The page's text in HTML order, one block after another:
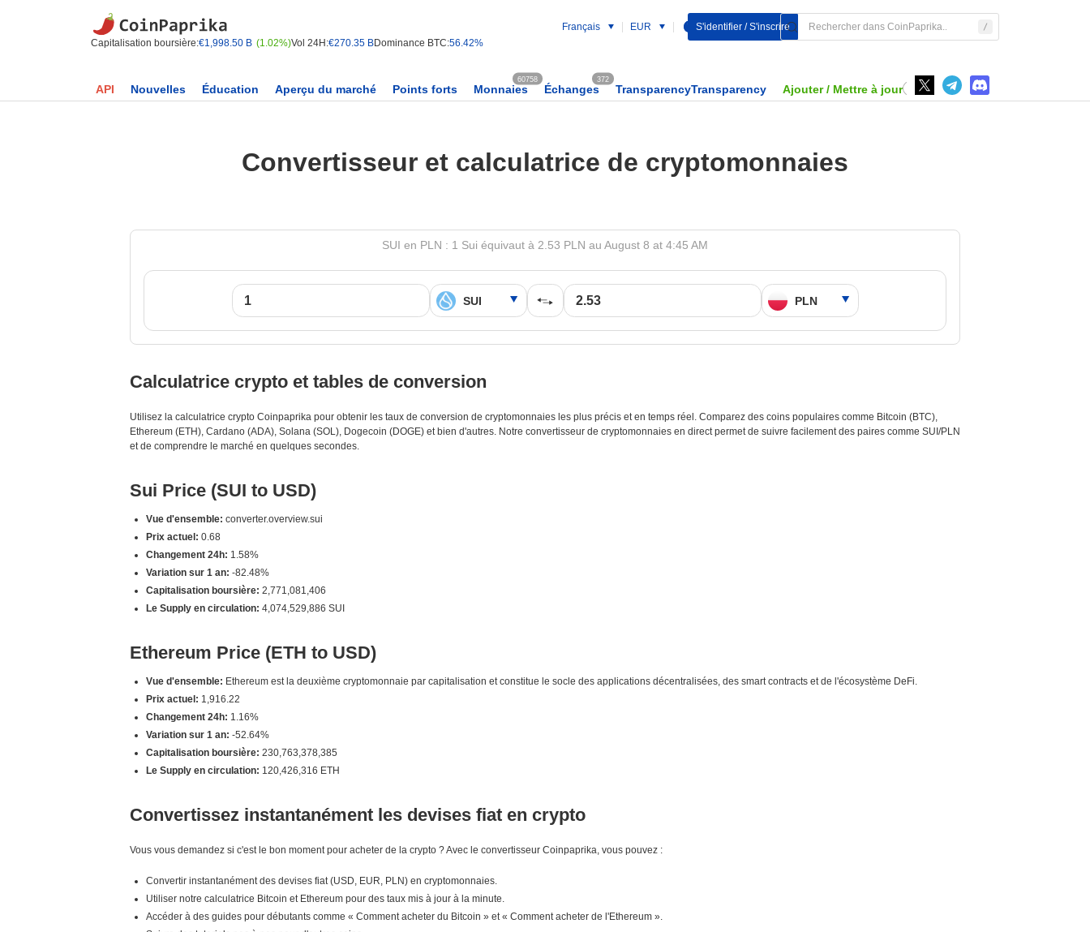
Capitalisation boursière:€1,998.50 B (1.02%)Vol 24H:€270.35 BDominance BTC:56.42%
Français EUR S'identifier / S'inscrire
API Nouvelles Éducation Aperçu du marché Points forts Monnaies
60758
Échanges
372
TransparencyTransparency Ajouter / Mettre à jour
Convertisseur et calculatrice de cryptomonnaies
SUI en PLN : 1 Sui équivaut à 2.53 PLN au August 8 at 4:45 AM
Calculatrice crypto et tables de conversion
Utilisez la calculatrice crypto Coinpaprika pour obtenir les taux de conversion de cryptomonnaies les plus précis et en temps réel. Comparez des coins populaires comme Bitcoin (BTC),
Ethereum (ETH), Cardano (ADA), Solana (SOL), Dogecoin (DOGE) et bien d'autres. Notre convertisseur de cryptomonnaies en direct permet de suivre facilement des paires comme SUI/PLN
et de comprendre le marché en quelques secondes.
Sui Price (SUI to USD)
Vue d'ensemble: converter.overview.sui
Prix actuel: 0.68
Changement 24h: 1.58%
Variation sur 1 an: -82.48%
Capitalisation boursière: 2,771,081,406
Le Supply en circulation: 4,074,529,886 SUI
Ethereum Price (ETH to USD)
Vue d'ensemble: Ethereum est la deuxième cryptomonnaie par capitalisation et constitue le socle des applications décentralisées, des smart contracts et de l'écosystème DeFi.
Prix actuel: 1,916.22
Changement 24h: 1.16%
Variation sur 1 an: -52.64%
Capitalisation boursière: 230,763,378,385
Le Supply en circulation: 120,426,316 ETH
Convertissez instantanément les devises fiat en crypto
Vous vous demandez si c'est le bon moment pour acheter de la crypto ? Avec le convertisseur Coinpaprika, vous pouvez :
Convertir instantanément des devises fiat (USD, EUR, PLN) en cryptomonnaies.
Utiliser notre calculatrice Bitcoin et Ethereum pour des taux mis à jour à la minute.
Accéder à des guides pour débutants comme « Comment acheter du Bitcoin » et « Comment acheter de l'Ethereum ».